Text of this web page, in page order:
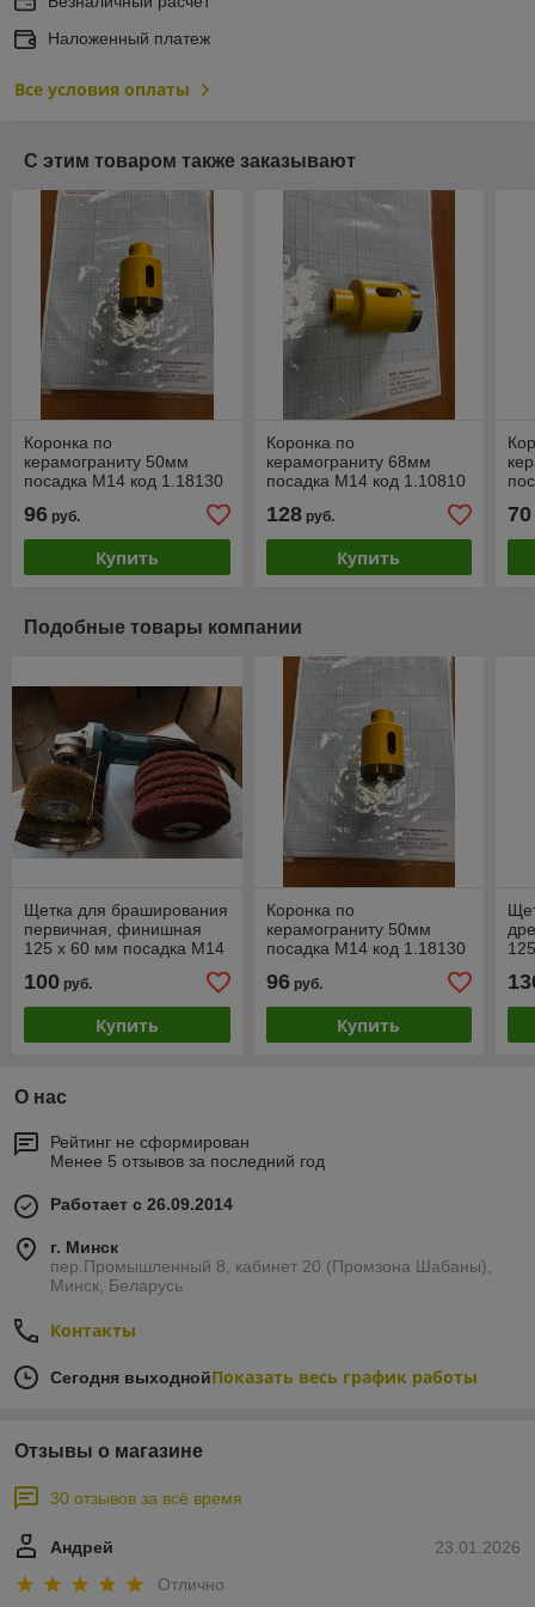
Наложенный платеж
Все условия оплаты
С этим товаром также заказывают
Коронка по
керамограниту 50мм
посадка М14 код 1.18130
96 руб.
Купить
Коронка по
керамограниту 68мм
посадка М14 код 1.10810
128руб.
Купить
70
Подобные товары компании
Щетка для браширования
первичная, финишная
125 х 60 мм посадка М14
100 руб.
Купить
Коронка по
керамограниту 50мм
посадка М14 код 1.18130
96руб.
Купить
О нас
Рейтинг не сформирован
Менее 5 отзывов за последний год
Работает с 26.09.2014
г. Минск
пер.Промышленный 8, кабинет 20 (Промзона Шабаны),
Минск, Беларусь
Контакты
Сегодня выходнойПоказать весь график работы
Отзывы о магазине
30 отзывов за всё время
23.01.2026
Андрей
Отлично